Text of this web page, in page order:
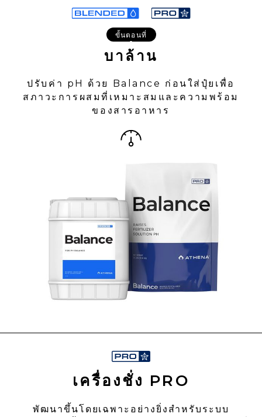
ขั้นตอนที่
1
บาล้าน
ปรับค่า pH ด้วย Balance ก่อนใส่ปุ๋ยเพื่อ
สภาวะการผสมที่เหมาะสมและความพร้อม
ของสารอาหาร
เครื่องชั่ง PRO
พัฒนาขึ้นโดยเฉพาะอย่างยิ่งสําหรับระบบ